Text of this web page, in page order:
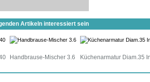
Artikeln interessiert sein
Handbrause-Mischer 3.6 Küchenarmatur Diam.35